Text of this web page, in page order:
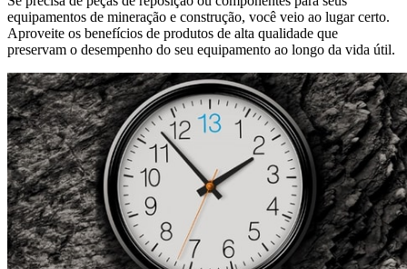
equipamentos de mineração e construção, você veio ao lugar certo.
Aproveite os benefícios de produtos de alta qualidade que
preservam o desempenho do seu equipamento ao longo da vida útil.